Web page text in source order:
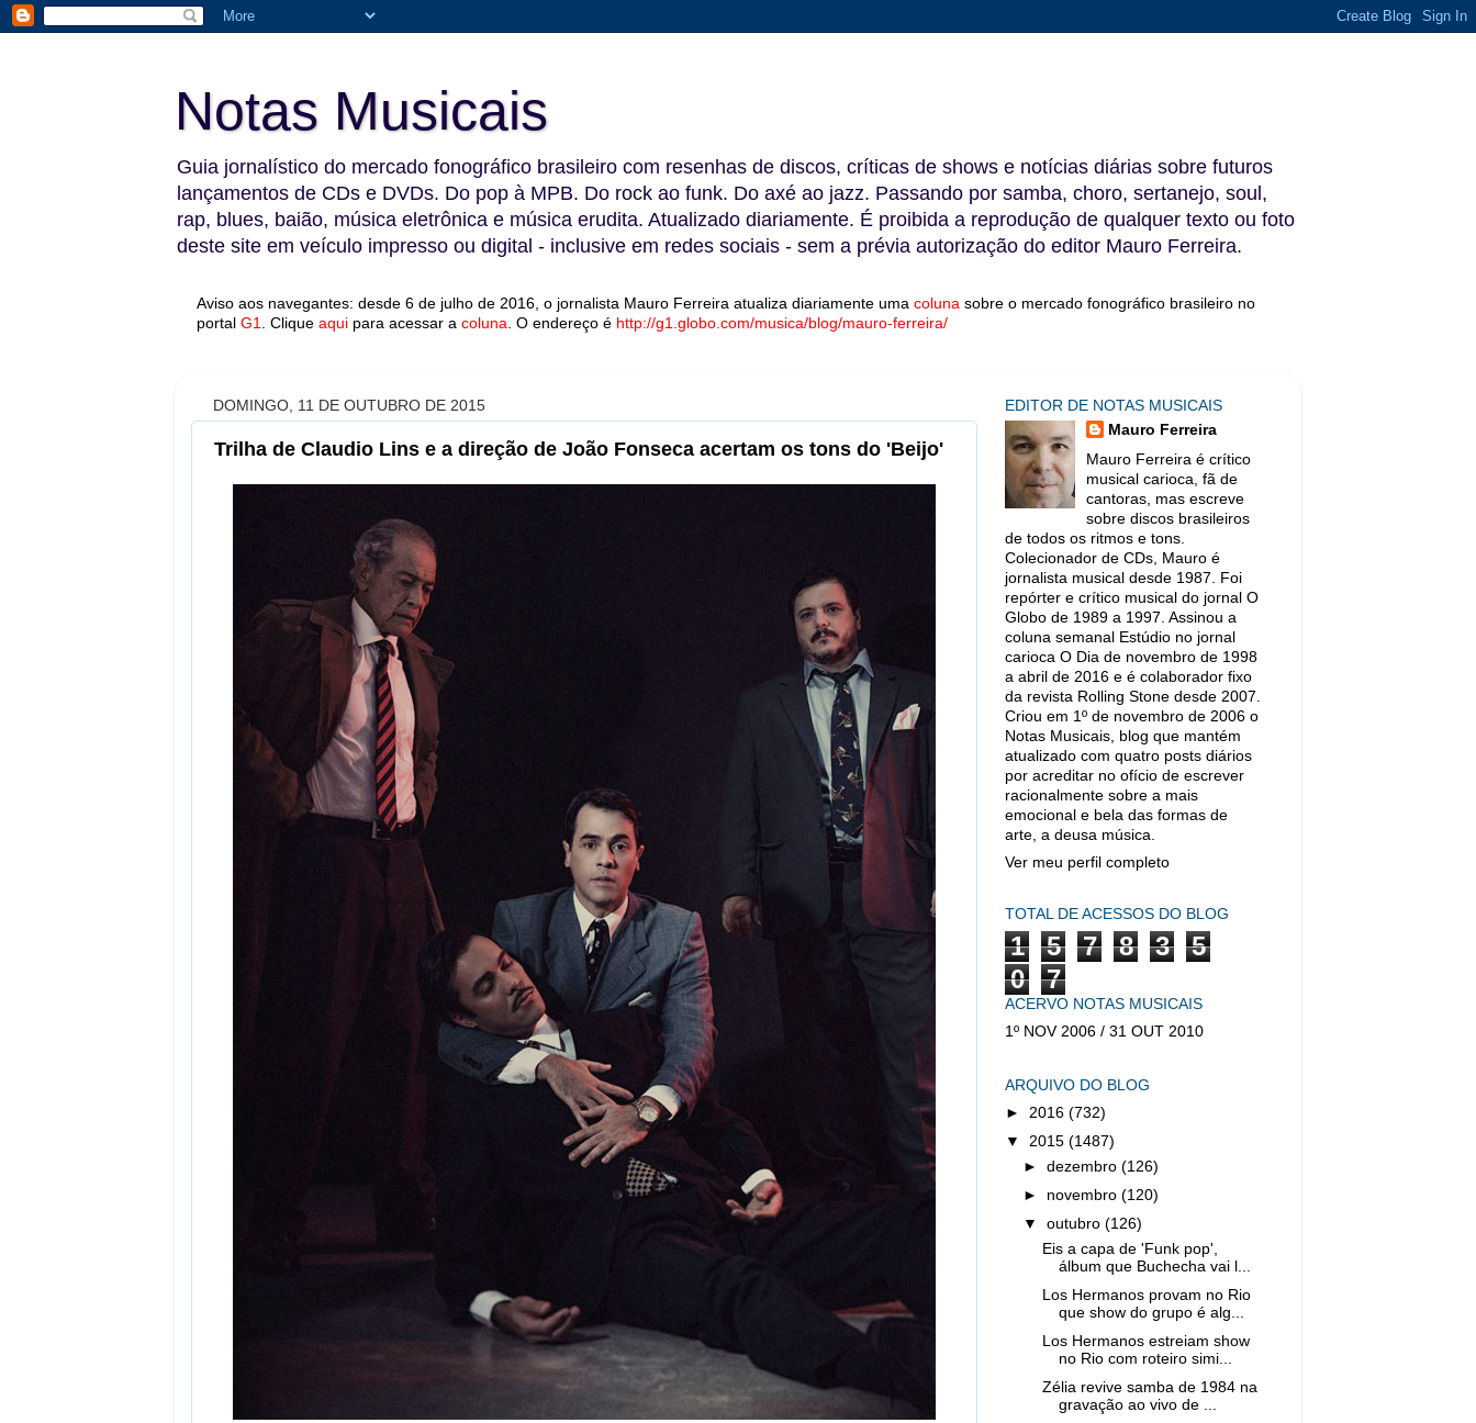
Notas Musicais
Guia jornalístico do mercado fonográfico brasileiro com resenhas de discos, críticas de shows e notícias diárias sobre futuros
lançamentos de CDs e DVDs. Do pop à MPB. Do rock ao funk. Do axé ao jazz. Passando por samba, choro, sertanejo, soul,
rap, blues, baião, música eletrônica e música erudita. Atualizado diariamente. É proibida a reprodução de qualquer texto ou foto
deste site em veículo impresso ou digital - inclusive em redes sociais - sem a prévia autorização do editor Mauro Ferreira.
Aviso aos navegantes: desde 6 de julho de 2016, o jornalista Mauro Ferreira atualiza diariamente uma coluna sobre o mercado fonográfico brasileiro no
portal G1 Clique aqui para acessar a coluna O endereço é http://g1.globo.com/musica/blog/mauro-ferreira/
DOMINGO, 11 DE OUTUBRO DE 2015
Trilha de Claudio Lins e a direção de João Fonseca acertam os tons do 'Beijo'
EDITOR DE NOTAS MUSICAIS
Mauro Ferreira
Mauro Ferreira é crítico
musical carioca, fã de
cantoras, mas escreve
sobre discos brasileiros
de todos os ritmos e tons.
Colecionador de CDs, Mauro é
jornalista musical desde 1987. Foi
repórter e crítico musical do jornal O
Globo de 1989 a 1997. Assinou a
coluna semanal Estúdio no jornal
carioca O Dia de novembro de 1998
a abril de 2016 e é colaborador fixo
da revista Rolling Stone desde 2007.
Criou em 1º de novembro de 2006 o
Notas Musicais, blog que mantém
atualizado com quatro posts diários
por acreditar no ofício de escrever
racionalmente sobre a mais
emocional e bela das formas de
arte, a deusa música.
Ver meu perfil completo
TOTAL DE ACESSOS DO BLOG
1 5 7 8 3
5
0
7
ACERVO NOTAS MUSICAIS
1º NOV 2006 / 31 OUT 2010
ARQUIVO DO BLOG
► 2016 (732)
▼ 2015 (1487)
►dezembro(126)
► novembro(120)
▼outubro(126)
Eis a capa de 'Funk pop',
álbum que Buchecha vai l...
Los Hermanos provam no Rio
que show do grupo é alg...
Los Hermanos estreiam show
no Rio com roteiro simi...
Zélia revive samba de 1984 na
gravação ao vivo de ...